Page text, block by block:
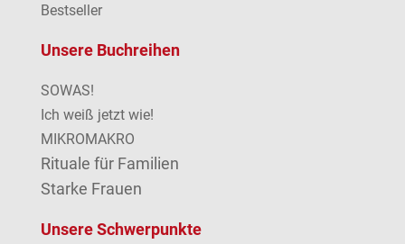
Bestseller
Unsere Buchreihen
SOWAS!
Ich weiß jetzt wie!
MIKROMAKRO
Rituale für Familien
Starke Frauen
Unsere Schwerpunkte